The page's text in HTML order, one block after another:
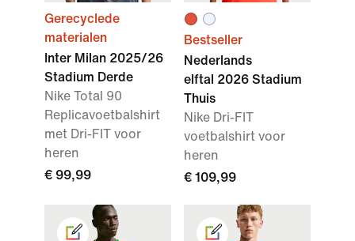
Gerecyclede
materialen
Inter Milan 2025/26
Stadium Derde
Nike Total 90
Replicavoetbalshirt
met Dri-FIT voor
heren
€ 99,99
Bestseller
Nederlands
elftal 2026 Stadium
Thuis
Nike Dri-FIT
voetbalshirt voor
heren
€ 109,99